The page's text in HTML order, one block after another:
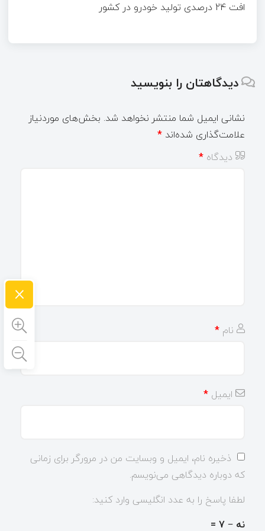
افت 24 درصدی تولید خودرو در کشور
دیدگاهتان را بنویسید
نشانی ایمیل شما منتشر نخواهد شد. بخش‌های موردنیاز
علامت‌گذاری شده‌اند *
دیدگاه *
نام *
ایمیل *
ذخیره نام، ایمیل و وبسایت من در مرورگر برای زمانی
که دوباره دیدگاهی می‌نویسم.
لطفا پاسخ را به عدد انگلیسی وارد کنید:
نه − 7 =
×